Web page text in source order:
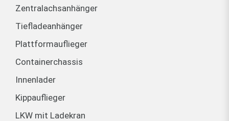
Zentralachsanhänger
Tiefladeanhänger
Plattformauflieger
Containerchassis
Innenlader
Kippauflieger
LKW mit Ladekran